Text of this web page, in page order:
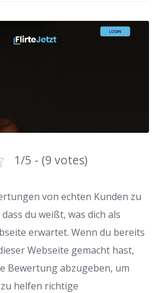
1/5 - (9 votes)
von echten Kunden zu
du weißt, was dich als
erwartet. Wenn du bereits
Webseite gemacht hast,
Bewertung abzugeben, um
helfen richtige